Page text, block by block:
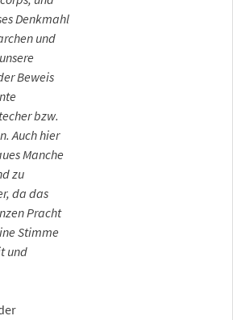
Denkmahl
und
Beweis
bzw.
Auch hier
Manche
zu
da das
Pracht
Stimme
und